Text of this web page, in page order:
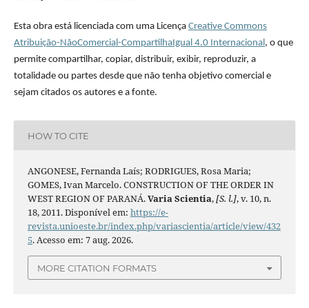
Esta obra está licenciada com uma Licença Creative Commons
Atribuição-NãoComercial-CompartilhaIgual 4.0 Internacional, o que
permite compartilhar, copiar, distribuir, exibir, reproduzir, a
totalidade ou partes desde que não tenha objetivo comercial e
sejam citados os autores e a fonte.
HOW TO CITE
ANGONESE, Fernanda Laís; RODRIGUES, Rosa Maria;
GOMES, Ivan Marcelo. CONSTRUCTION OF THE ORDER IN
WEST REGION OF PARANÁ.Varia Scientia,[S. l.], v. 10, n.
18, 2011. Disponível em: https://e-
revista.unioeste.br/index.php/variascientia/article/view/432
5. Acesso em: 7 aug. 2026.
MORE CITATION FORMATS